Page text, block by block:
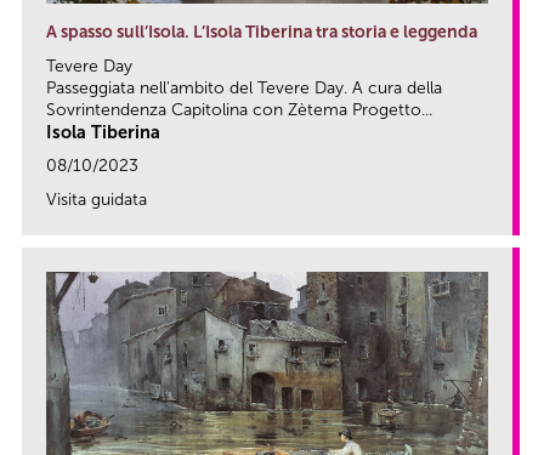
A spasso sull’Isola. L’Isola Tiberina tra storia e leggenda
Tevere Day
Passeggiata nell'ambito del Tevere Day. A cura della
Sovrintendenza Capitolina con Zètema Progetto...
Isola Tiberina
08/10/2023
Visita guidata